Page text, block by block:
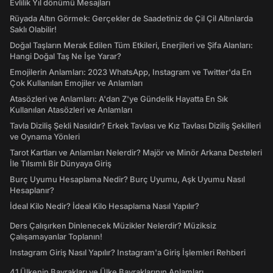
Evlilik Yıl dönümü Mesajları
Rüyada Altın Görmek: Gerçekler de Saadetiniz de Çil Çil Altınlarda
Saklı Olabilir!
Doğal Taşların Merak Edilen Tüm Etkileri, Enerjileri ve Şifa Alanları:
Hangi Doğal Taş Ne İşe Yarar?
Emojilerin Anlamları: 2023 WhatsApp, Instagram ve Twitter'da En
Çok Kullanılan Emojiler ve Anlamları
Atasözleri ve Anlamları: A'dan Z'ye Gündelik Hayatta En Sık
Kullanılan Atasözleri ve Anlamları
Tavla Diziliş Şekli Nasıldır? Erkek Tavlası ve Kız Tavlası Diziliş Şekilleri
ve Oynama Yönleri
Tarot Kartları ve Anlamları Nelerdir? Majör ve Minör Arkana Desteleri
İle Tılsımlı Bir Dünyaya Giriş
Burç Uyumu Hesaplama Nedir? Burç Uyumu, Aşk Uyumu Nasıl
Hesaplanır?
İdeal Kilo Nedir? İdeal Kilo Hesaplama Nasıl Yapılır?
Ders Çalışırken Dinlenecek Müzikler Nelerdir? Müziksiz
Çalışamayanlar Toplanın!
Instagram Giriş Nasıl Yapılır? Instagram'a Giriş İşlemleri Rehberi